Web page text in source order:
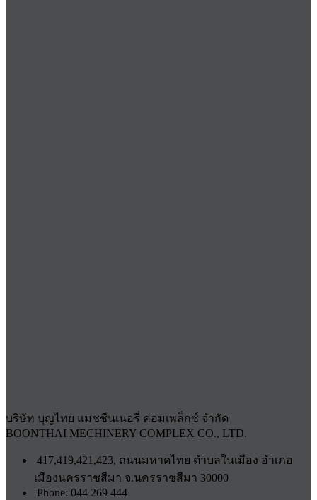
บริษัท บุญไทย แมชชีนเนอรี่ คอมเพล็กซ์ จำกัด
BOONTHAI MECHINERY COMPLEX CO., LTD.
417,419,421,423, ถนนมหาดไทย ตำบลในเมือง อำเภอ
เมืองนครราชสีมา จ.นครราชสีมา 30000
Phone: 044 269 444